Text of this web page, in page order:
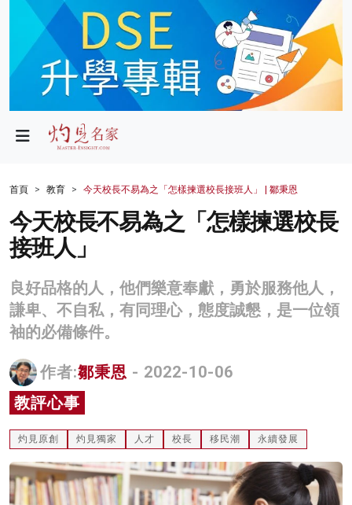
政局
財經
生活
健康
商業
科技
影片
名家榜
灼見活動
關於我們
首頁 教育 今天校長不易為之「怎樣揀選校長接班人」 | 鄒秉恩
今天校長不易為之「怎樣揀選校長
接班人」
良好品格的人，他們樂意奉獻，勇於服務他人，
謙卑、不自私，有同理心，態度誠懇，是一位領
袖的必備條件。
作者:鄒秉恩 - 2022-10-06
教評心事
灼見原創 灼見獨家 人才 校長 移民潮 永續發展